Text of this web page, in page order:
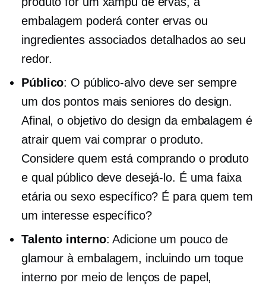
embalagem poderá conter ervas ou
ingredientes associados detalhados ao seu
redor.
Público: O público-alvo deve ser sempre
um dos pontos mais seniores do design.
Afinal, o objetivo do design da embalagem é
atrair quem vai comprar o produto.
Considere quem está comprando o produto
e qual público deve desejá-lo. É uma faixa
etária ou sexo específico? É para quem tem
um interesse específico?
Talento interno: Adicione um pouco de
glamour à embalagem, incluindo um toque
interno por meio de lenços de papel,